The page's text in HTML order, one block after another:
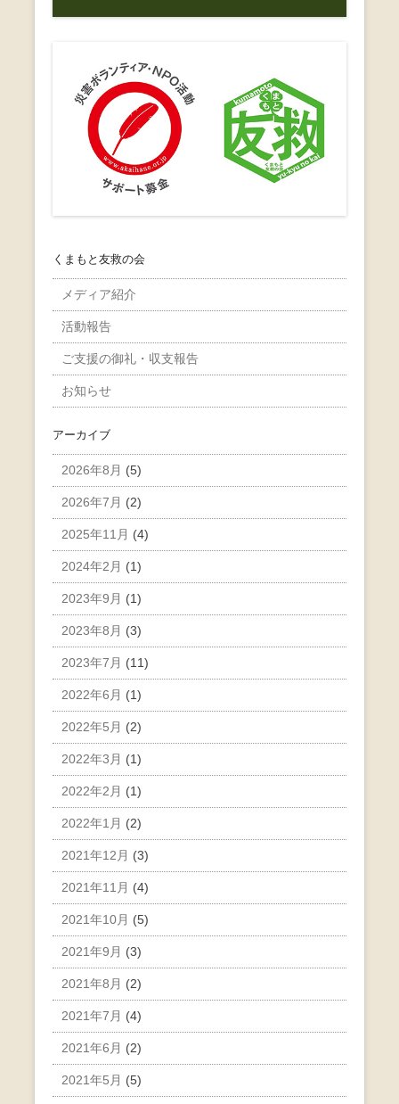
くまもと友救の会
メディア紹介
活動報告
ご支援の御礼・収支報告
お知らせ
アーカイブ
2026年8月 (5)
2026年7月 (2)
2025年11月 (4)
2024年2月 (1)
2023年9月 (1)
2023年8月 (3)
2023年7月 (11)
2022年6月 (1)
2022年5月 (2)
2022年3月 (1)
2022年2月 (1)
2022年1月 (2)
2021年12月 (3)
2021年11月 (4)
2021年10月 (5)
2021年9月 (3)
2021年8月 (2)
2021年7月 (4)
2021年6月 (2)
2021年5月 (5)